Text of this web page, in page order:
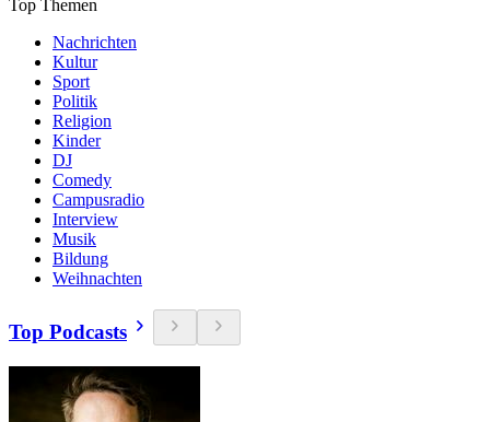
Top Themen
Nachrichten
Kultur
Sport
Politik
Religion
Kinder
DJ
Comedy
Campusradio
Interview
Musik
Bildung
Weihnachten
Top Podcasts